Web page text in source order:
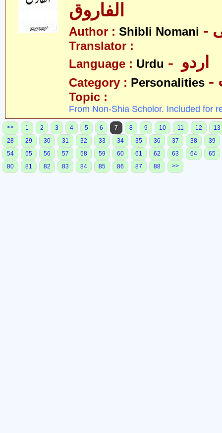
Author : Shibli Nomani
Translator :
Language : Urdu
Category : Personalities
Topic :
From Non-Shia Scholor. Included for
<< 1 2 3 4 5 6 7 8 9 10 11 12
13
28
29 30 31 32 33 34 35 36 37 38
39
54
55 56 57 58 59 60 61 62 63 64
65
80
81 82 83 84 85 86 87 88 >>